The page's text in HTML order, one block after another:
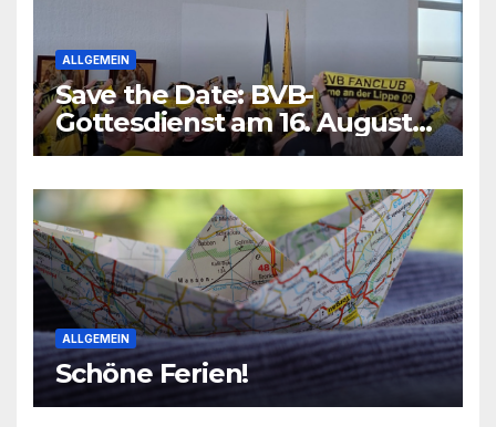
ALLGEMEIN
Save the Date: BVB-
Gottesdienst am 16. August
2026
ALLGEMEIN
Schöne Ferien!